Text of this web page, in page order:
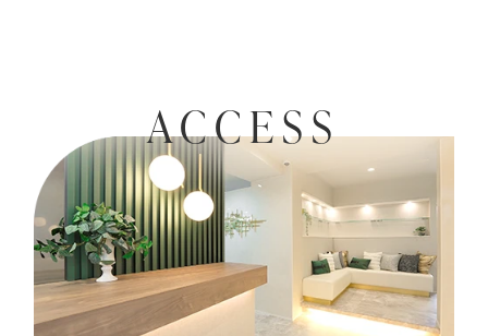
ACCESS